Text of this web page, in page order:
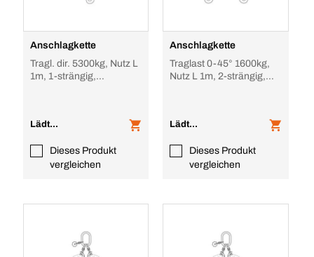
Anschlagkette
Tragl. dir. 5300kg, Nutz L
1m, 1-strängig,
Lädt...
Dieses Produkt
vergleichen
Anschlagkette
Traglast 0-45° 1600kg,
Nutz L 1m, 2-strängig,
Lädt...
Dieses Produkt
vergleichen